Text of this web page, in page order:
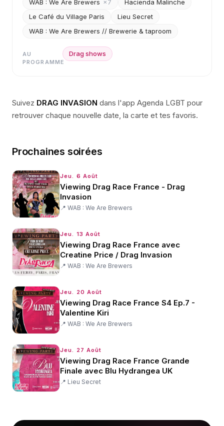
WAB : We Are Brewers ×7
Hacienda Malinche
Le Café du Village Paris
Lieu Secret
WAB : We Are Brewers // Brewerie & taproom
AU
PROGRAMME
Drag shows
Suivez DRAG INVASION dans l'app Agenda LGBT pour
retrouver chaque nouvelle date, la carte et tes favoris.
Prochaines soirées
Jeu. 6 Août
Viewing Drag Race France - Drag
Invasion
📍 WAB : We Are Brewers
Jeu. 13 Août
Viewing Drag Race France avec
Creatine Price / Drag Invasion
📍 WAB : We Are Brewers
Jeu. 20 Août
Viewing Drag Race France S4 Ep.7 -
Valentine Kiri
📍 WAB : We Are Brewers
Jeu. 27 Août
Viewing Drag Race France Grande
Finale avec Blu Hydrangea UK
📍 Lieu Secret